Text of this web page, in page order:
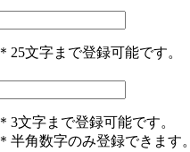
＊25文字まで登録可能です。
＊3文字まで登録可能です。
＊半角数字のみ登録できます